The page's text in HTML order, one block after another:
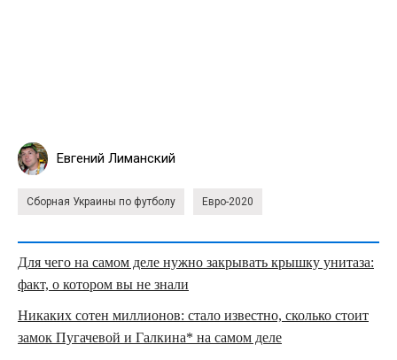
Евгений Лиманский
Сборная Украины по футболу Евро-2020
Для чего на самом деле нужно закрывать крышку унитаза:
факт, о котором вы не знали
Никаких сотен миллионов: стало известно, сколько стоит
замок Пугачевой и Галкина* на самом деле